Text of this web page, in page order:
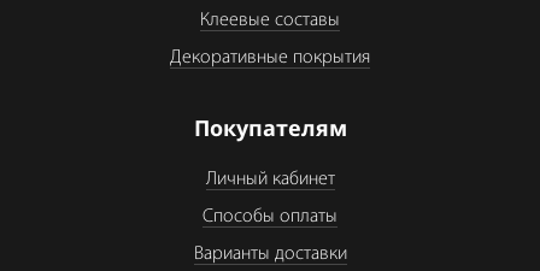
Клеевые составы
Декоративные покрытия
Покупателям
Личный кабинет
Способы оплаты
Варианты доставки